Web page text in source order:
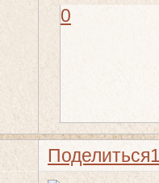
0
Поделиться